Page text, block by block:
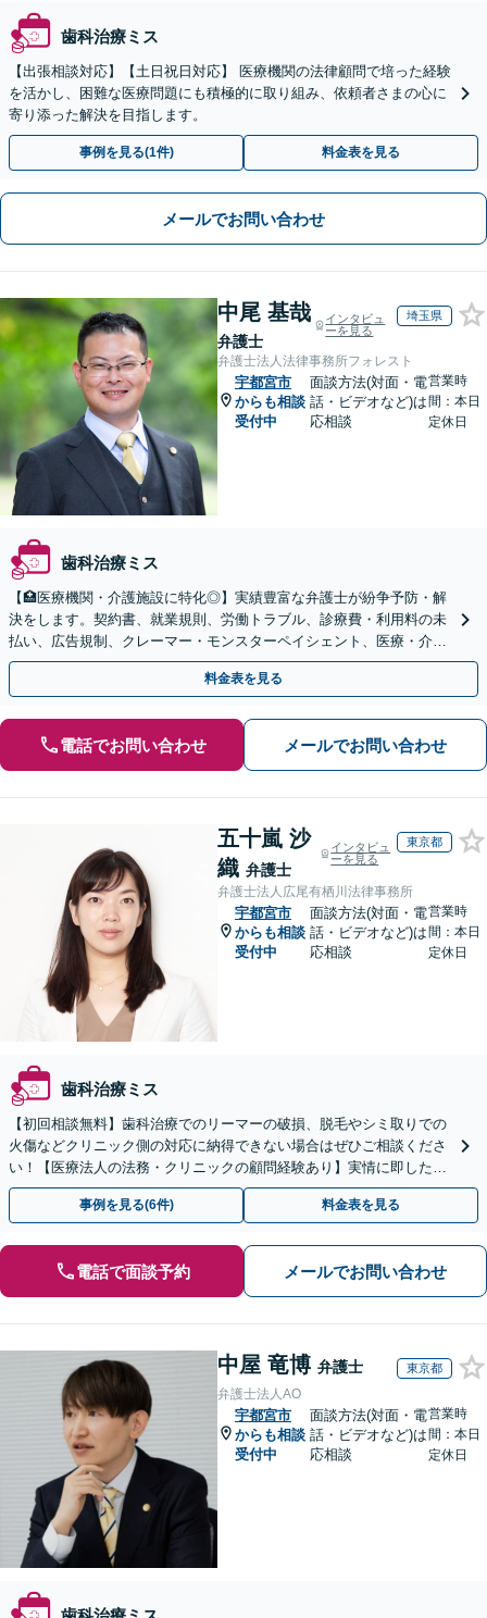
歯科治療ミス
【出張相談対応】【土日祝日対応】 医療機関の法律顧問で培った経験
を活かし、困難な医療問題にも積極的に取り組み、依頼者さまの心に
寄り添った解決を目指します。
事例を見る(1件) 料金表を見る
メールでお問い合わせ
中尾 基哉
弁護士
インタビュ
ーを見る
埼玉県
弁護士法人法律事務所フォレスト
宇都宮市
からも相談
受付中
面談方法(対面・電
話・ビデオなど)は
応相談
営業時
間：本日
定休日
歯科治療ミス
【🏥医療機関・介護施設に特化◎】実績豊富な弁護士が紛争予防・解
決をします。契約書、就業規則、労働トラブル、診療費・利用料の未
払い、広告規制、クレーマー・モンスターペイシェント、医療・介護
事故などに対応【顧問契約あり】
料金表を見る
電話でお問い合わせ メールでお問い合わせ
五十嵐 沙
織 弁護士
インタビュ
ーを見る
東京都
弁護士法人広尾有栖川法律事務所
宇都宮市
からも相談
受付中
面談方法(対面・電
話・ビデオなど)は
応相談
営業時
間：本日
定休日
歯科治療ミス
【初回相談無料】歯科治療でのリーマーの破損、脱毛やシミ取りでの
火傷などクリニック側の対応に納得できない場合はぜひご相談くださ
い！【医療法人の法務・クリニックの顧問経験あり】実情に即したア
ドバイスで、納得のできるトラブルの解決を目指します。
事例を見る(6件) 料金表を見る
電話で面談予約 メールでお問い合わせ
中屋 竜博 弁護士 東京都
弁護士法人AO
宇都宮市
からも相談
受付中
面談方法(対面・電
話・ビデオなど)は
応相談
営業時
間：本日
定休日